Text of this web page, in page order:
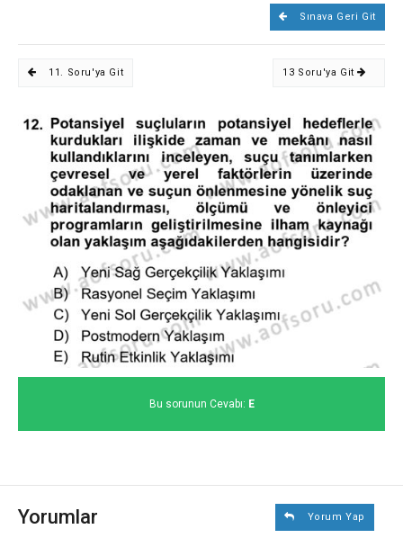
Sınava Geri Git
11. Soru'ya Git 13 Soru'ya Git
Bu sorunun Cevabı: E
Yorumlar Yorum Yap